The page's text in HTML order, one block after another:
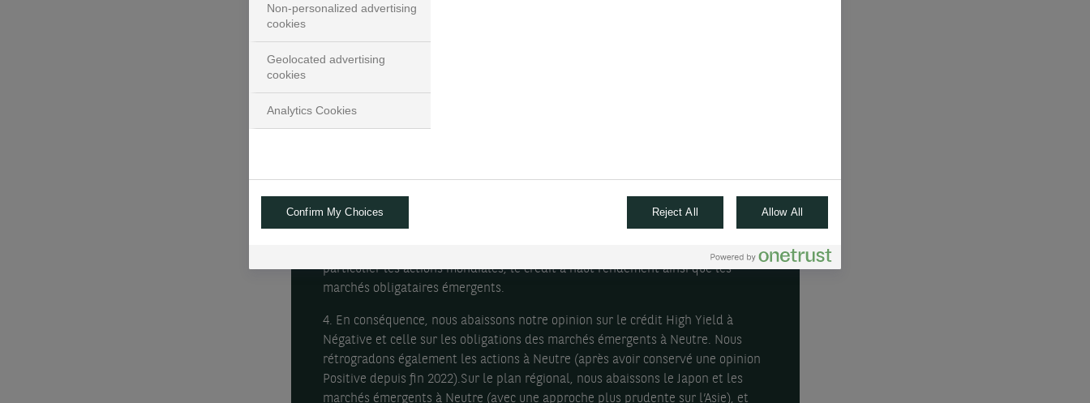
1. Au regard des événements survenus au cours de la semaine écoulée, nous
témoigne la forte hausse de la volatilité implicite observée sur les marchés du
pétrole, des actions et des changes au cours de la semaine passée..
3. Un tel environnement macroéconomique, de nature stagflationniste, nous
particulier les actions mondiales, le crédit à haut rendement ainsi que les
marchés obligataires émergents.
4. En conséquence, nous abaissons notre opinion sur le crédit High Yield à
Négative et celle sur les obligations des marchés émergents à Neutre. Nous
rétrogradons également les actions à Neutre (après avoir conservé une opinion
Positive depuis fin 2022).Sur le plan régional, nous abaissons le Japon et les
marchés émergents à Neutre (avec une approche plus prudente sur l’Asie), et
Non-personalized advertising
cookies
Geolocated advertising
cookies
Analytics Cookies
Confirm My Choices Reject All Allow All